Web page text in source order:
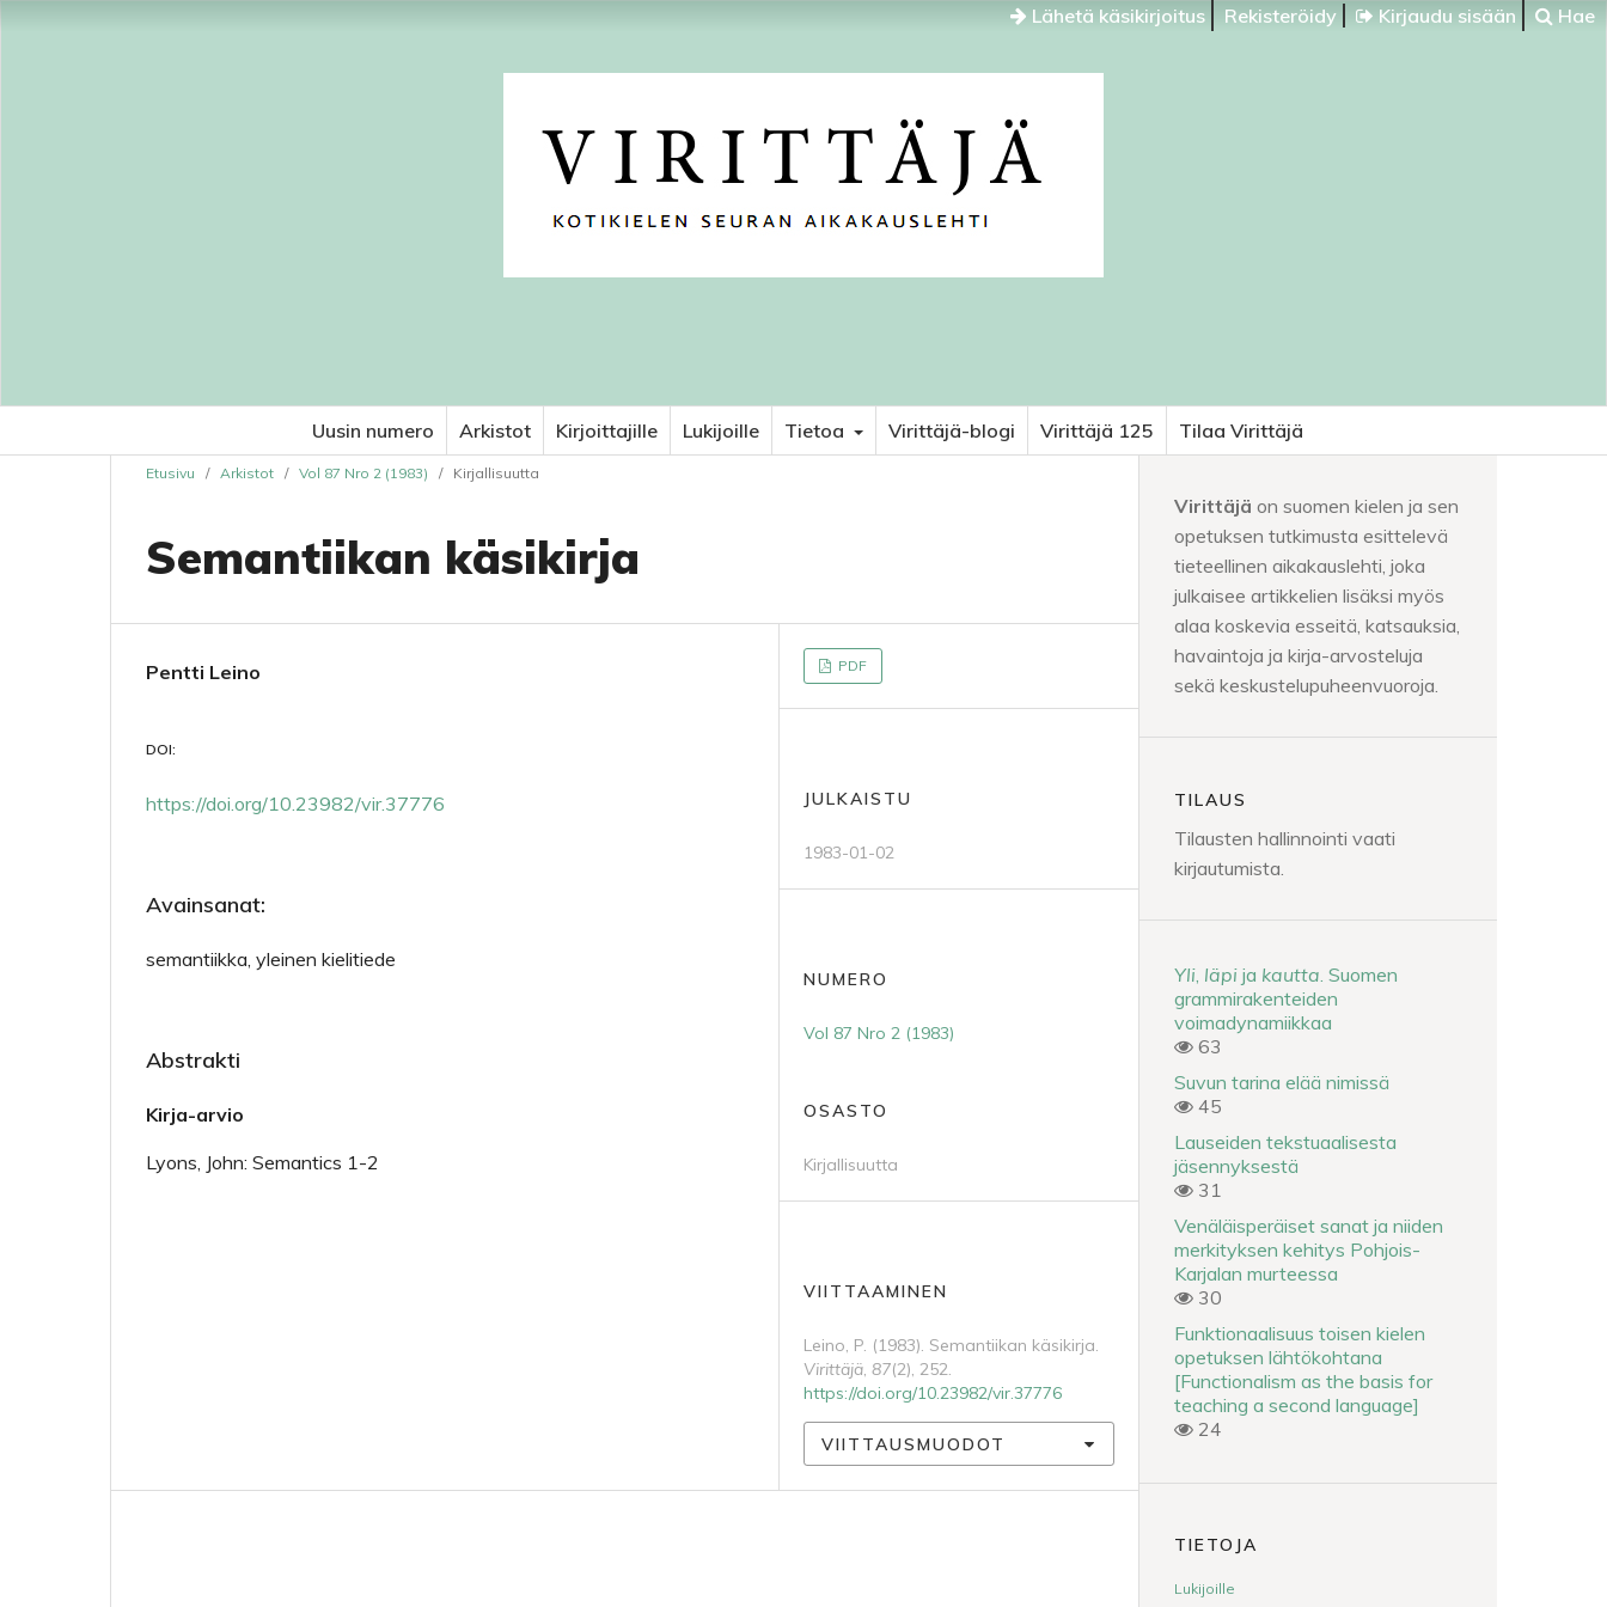
Lähetä käsikirjoitus Rekisteröidy Kirjaudu sisään Hae
Uusin numero Arkistot Kirjoittajille Lukijoille Tietoa Virittäjä-blogi Virittäjä 125 Tilaa Virittäjä
Etusivu / Arkistot / Vol 87 Nro 2 (1983) / Kirjallisuutta
Semantiikan käsikirja
Pentti Leino
DOI:
https://doi.org/10.23982/vir.37776
Avainsanat:
semantiikka, yleinen kielitiede
Abstrakti
Kirja-arvio
Lyons, John: Semantics 1-2
PDF
JULKAISTU
1983-01-02
NUMERO
Vol 87 Nro 2 (1983)
OSASTO
Kirjallisuutta
VIITTAAMINEN
Leino, P. (1983). Semantiikan käsikirja.
Virittäjä, 87(2), 252.
https://doi.org/10.23982/vir.37776
VIITTAUSMUODOT
Virittäjä on suomen kielen ja sen
opetuksen tutkimusta esittelevä
tieteellinen aikakauslehti, joka
julkaisee artikkelien lisäksi myös
alaa koskevia esseitä, katsauksia,
havaintoja ja kirja-arvosteluja
sekä keskustelupuheenvuoroja.
TILAUS
Tilausten hallinnointi vaati
kirjautumista.
Yli läpi ja kautta . Suomen
grammirakenteiden
voimadynamiikkaa
63
Suvun tarina elää nimissä
45
Lauseiden tekstuaalisesta
jäsennyksestä
31
Venäläisperäiset sanat ja niiden
merkityksen kehitys Pohjois-
Karjalan murteessa
30
Funktionaalisuus toisen kielen
opetuksen lähtökohtana
[Functionalism as the basis for
teaching a second language]
24
TIETOJA
Lukijoille